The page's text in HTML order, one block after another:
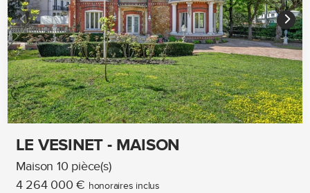
LE VESINET - MAISON
Maison 10 pièce(s)
4 264 000 € honoraires inclus